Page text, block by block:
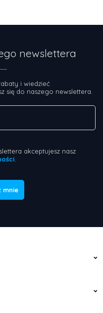
newslettera
i wiedzieć
się do naszego newslettera.
akceptujesz nasz
mnie